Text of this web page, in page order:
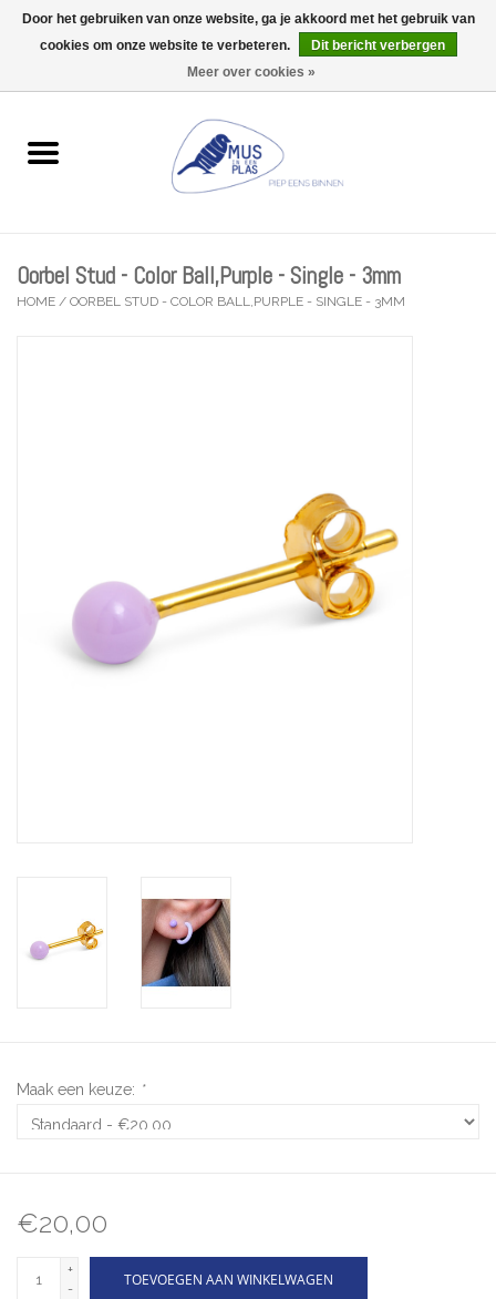
0 Artikelen - €0,00
Wenskaarten
Lifestyle
Koopjes
Cadeaubonnen
Oorbel Stud - Color Ball,Purple - Single - 3mm
HOME / OORBEL STUD - COLOR BALL,PURPLE - SINGLE - 3MM
Maak een keuze: *
€20,00
+
-
TOEVOEGEN AAN WINKELWAGEN
Door het gebruiken van onze website, ga je akkoord met het gebruik van
cookies om onze website te verbeteren.
Dit bericht verbergen
Meer over cookies »
Wij zijn uitzonderlijk gesloten op Do 13/08